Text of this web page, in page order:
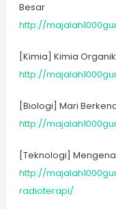
Besar
http://
[Kimia] Kimia
http://
[Biologi] Mari
http://
[Teknologi]
http://
radioterapi/